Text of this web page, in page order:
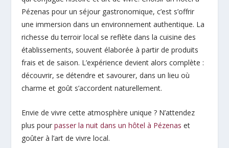
Pézenas pour un séjour gastronomique, c’est s’offrir
une immersion dans un environnement authentique. La
richesse du terroir local se reflète dans la cuisine des
établissements, souvent élaborée à partir de produits
frais et de saison. L’expérience devient alors complète :
découvrir, se détendre et savourer, dans un lieu où
charme et goût s’accordent naturellement.
Envie de vivre cette atmosphère unique ? N’attendez
plus pour passer la nuit dans un hôtel à Pézenas et
goûter à l’art de vivre local.